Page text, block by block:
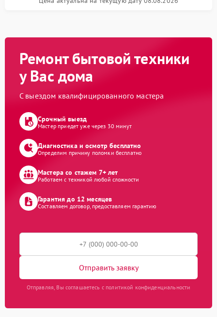
Ремонт бытовой техники
у Вас дома
С выездом квалифицированного мастера
Срочный выезд
Мастер приедет уже через 30 минут
Диагностика и осмотр бесплатно
Определим причину поломки бесплатно
Мастера со стажем 7+ лет
Работаем с техникой любой сложности
Гарантия до 12 месяцев
Составляем договор, предоставляем гарантию
Отправить заявку
Отправляя, Вы соглашаетесь с политикой конфиденциальности